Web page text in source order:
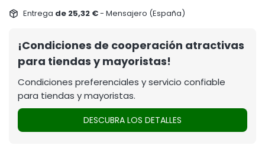
Entrega de 25,32 €- Mensajero (España)
¡Condiciones de cooperación atractivas
para tiendas y mayoristas!
Condiciones preferenciales y servicio confiable
para tiendas y mayoristas.
DESCUBRA LOS DETALLES